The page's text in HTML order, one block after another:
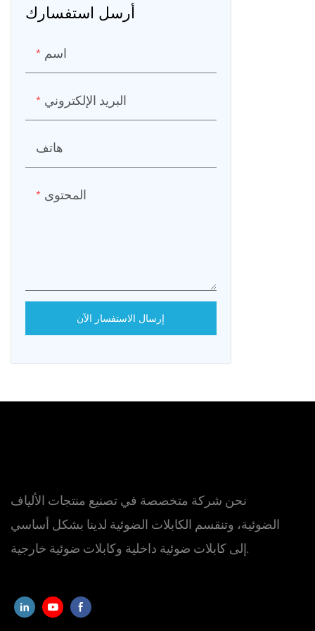
أرسل استفسارك
اسم
البريد الإلكتروني
هاتف
المحتوى
إرسال الاستفسار الآن
في الساعة يمكنها
القاسية لا
بشكل جيد
نحن شركة متخصصة في تصنيع منتجات الألياف
الضوئية، وتنقسم الكابلات الضوئية لدينا بشكل أساسي
إلى كابلات ضوئية داخلية وكابلات ضوئية خارجية.